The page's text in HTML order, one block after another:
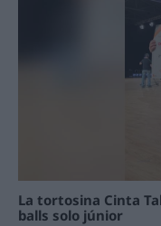
La tortosina Cinta
balls solo júnior